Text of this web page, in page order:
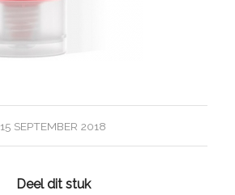
15 SEPTEMBER 2018
Deel dit stuk